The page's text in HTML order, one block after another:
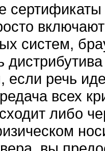
систем,
если речь
всех
либо